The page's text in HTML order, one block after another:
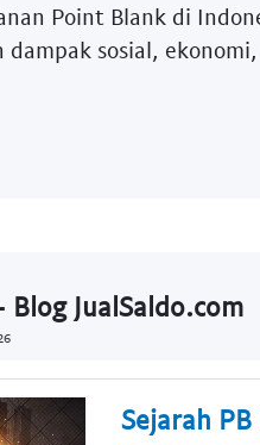
Point Blank di
sosial,
JualSaldo.com
Sejarah